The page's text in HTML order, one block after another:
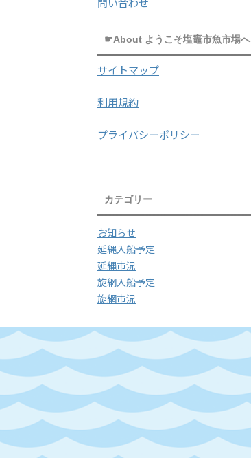
☛About ようこそ塩竈市魚市場へ
サイトマップ
利用規約
プライバシーポリシー
カテゴリー
お知らせ
延縄入船予定
延縄市況
旋網入船予定
旋網市況